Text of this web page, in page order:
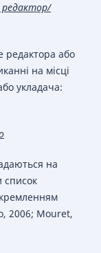
редактор/
редактора або
на місці
укладача:
на
список
2006; Mouret,